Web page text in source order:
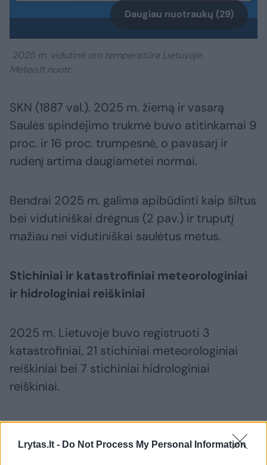
Lrytas.lt - Do Not Process My Personal Information
Daugiau nuotraukų (29)
2025 m. vidutinė oro temperatūra Lietuvoje.
Meteo.lt nuotr.
SKN (1887 val.). 2025 m. žiemą ir vasarą
Saulės spindėjimo trukmė buvo atitinkamai 9
proc. ir 16 proc. trumpesnė, o pavasarį ir
rudenį artima daugiametei normai.
Bendrai 2025 m. galima apibūdinti kaip šiltus
bei vidutiniškai drėgnus (2 pav.) ir truputį
mažiau nei vidutiniškai saulėtus metus.
Stichiniai ir katastrofiniai meteorologiniai
ir hidrologiniai reiškiniai
2025 m. Lietuvoje buvo registruoti 3
katastrofiniai, 21 stichiniai meteorologiniai
reiškiniai bei 7 stichiniai hidrologiniai
reiškiniai.
Vidutinė metinė oro temperatūra